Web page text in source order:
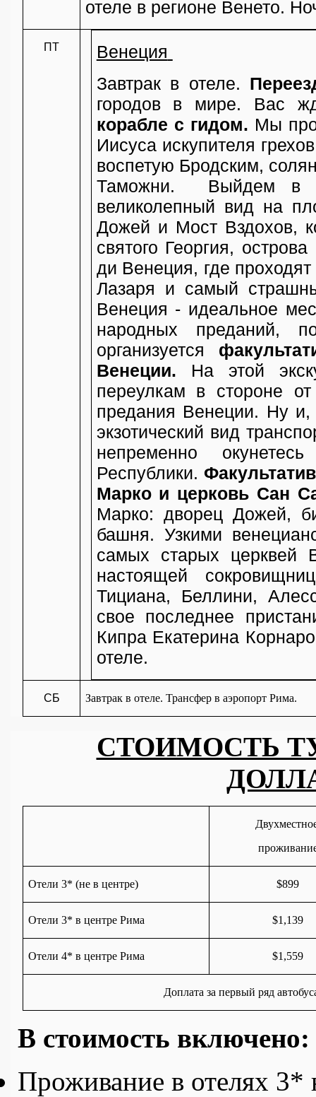
отеле в регионе Венето.
ПТ
Венеция
Завтрак в отеле.
городов в мире. Вас
корабле с гидом. Мы
Иисуса искупителя
воспетую Бродским,
Таможни. Выйдем в
великолепный вид на
Дожей и Мост Вздохов,
святого Георгия,
ди Венеция, где
Лазаря и самый
Венеция - идеальное
народных преданий,
организуется
Венеции. На этой
переулкам в стороне
предания Венеции. Ну
экзотический вид
непременно
Республики.
Марко и церковь Сан
Марко: дворец Дожей,
башня. Узкими
самых старых церквей
настоящей
Тициана, Беллини,
свое последнее
Кипра Екатерина
отеле.
СБ Завтрак в отеле. Трансфер в аэропорт Рима.
СТОИМОСТЬ
Отели 3* (не в центре) $899
Отели 3* в центре Рима $1,139
Отели 4* в центре Рима $1,559
Доплата за первый ряд
В стоимость включено:
Проживание в отелях 3*